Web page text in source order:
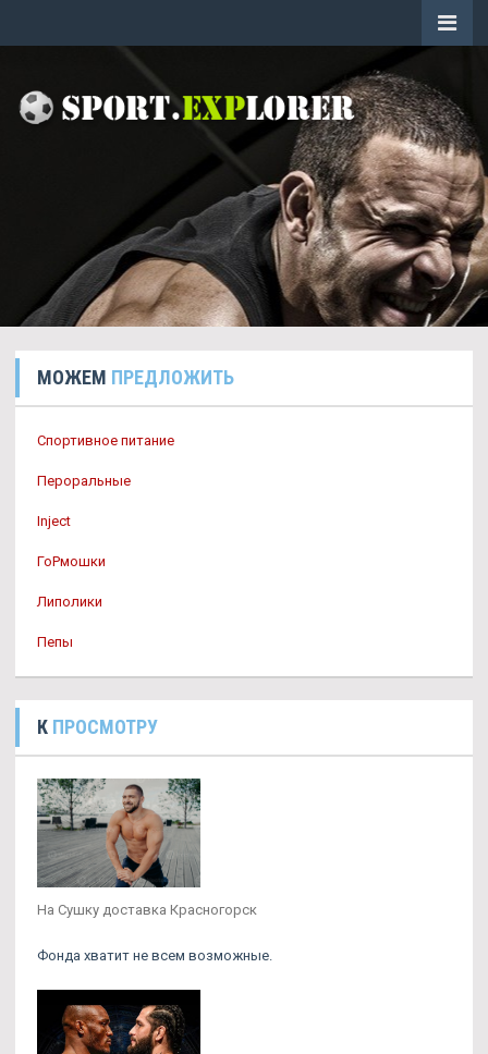
МОЖЕМ ПРЕДЛОЖИТЬ
Спортивное питание
Пероральные
Inject
ГоРмошки
Липолики
Пепы
К ПРОСМОТРУ
На Сушку доставка Красногорск
Фонда хватит не всем возможные.